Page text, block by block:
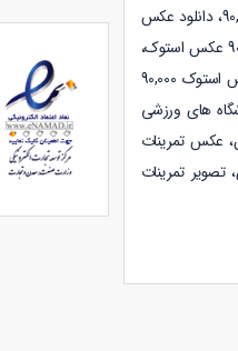
90,000 تصویر استوک، مرجع تصایر استوک، تصاویر استوک با کیفیت عالی، دانلود تصویر با کیفیت 90,000، دانلود عکس
استوک، عکس استوک با کیفیت، عکس استوک 90,000، مرجع عکس استوک، فایل استوک، دانلود 90,000 عکس استوک،
دانلود عکس 90,000 برای طراحی، دانلود عکس استوک برای طراحی، تصویراستوک برای طراحی، عکس استوک 90,000
های ورزشی
عکس تمرینات
تمرینات